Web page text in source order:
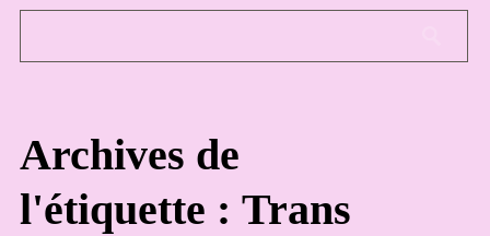
Archives de
l'étiquette : Trans